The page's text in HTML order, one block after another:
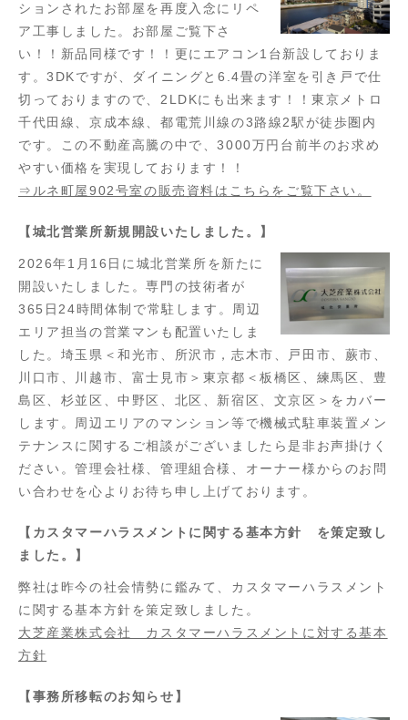
ションされたお部屋を再度入念にリペ
ア工事しました。お部屋ご覧下さ
い！！新品同様です！！更にエアコン1台新設しておりま
す。3DKですが、ダイニングと6.4畳の洋室を引き戸で仕
切っておりますので、2LDKにも出来ます！！東京メトロ
千代田線、京成本線、都電荒川線の3路線2駅が徒歩圏内
です。この不動産高騰の中で、3000万円台前半のお求め
やすい価格を実現しております！！
⇒ルネ町屋902号室の販売資料はこちらをご覧下さい。
【城北営業所新規開設いたしました。】
2026年1月16日に城北営業所を新たに
開設いたしました。専門の技術者が
365日24時間体制で常駐します。周辺
エリア担当の営業マンも配置いたしま
した。埼玉県＜和光市、所沢市，志木市、戸田市、蕨市、
川口市、川越市、富士見市＞東京都＜板橋区、練馬区、豊
島区、杉並区、中野区、北区、新宿区、文京区＞をカバー
します。周辺エリアのマンション等で機械式駐車装置メン
テナンスに関するご相談がございましたら是非お声掛けく
ださい。管理会社様、管理組合様、オーナー様からのお問
い合わせを心よりお待ち申し上げております。
【カスタマーハラスメントに関する基本方針 を策定致し
ました。】
弊社は昨今の社会情勢に鑑みて、カスタマーハラスメント
に関する基本方針を策定致しました。
大芝産業株式会社 カスタマーハラスメントに対する基本
方針
【事務所移転のお知らせ】